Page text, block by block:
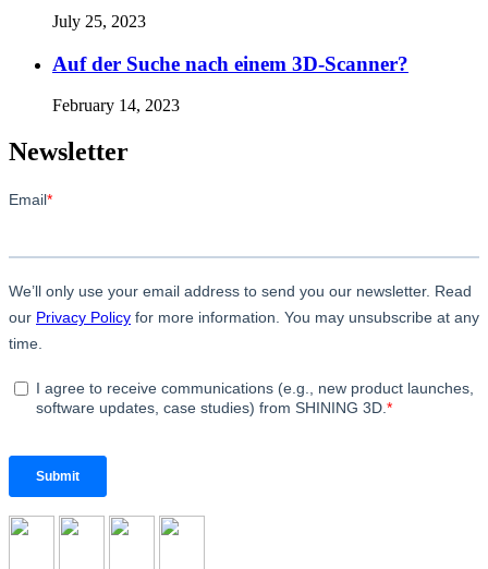
July 25, 2023
Auf der Suche nach einem 3D-Scanner?
February 14, 2023
Newsletter